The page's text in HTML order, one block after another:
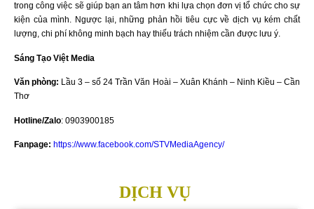
trong công việc sẽ giúp bạn an tâm hơn khi lựa chọn đơn vị tổ chức cho sự
kiện của mình. Ngược lại, những phản hồi tiêu cực về dịch vụ kém chất
lượng, chi phí không minh bạch hay thiếu trách nhiệm cần được lưu ý.
Sáng Tạo Việt Media
Văn phòng: Lầu 3 – số 24 Trần Văn Hoài – Xuân Khánh – Ninh Kiều – Cần
Thơ
Hotline/Zalo: 0903900185
Fanpage: https://www.facebook.com/STVMediaAgency/
DỊCH VỤ